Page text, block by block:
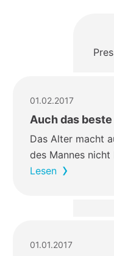
01.02.2017
Auch das
Das Alter macht
des Mannes
Lesen
01.01.2017